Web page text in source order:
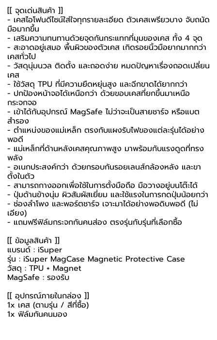
[[ จุดเด่นสินค้า ]]
- เคสไอโฟนดีไซน์ใส่ใจทุกรายละเอียด ตัวเคสเพรียวบาง จับถนัด
มือมากขึ้น
- เสริมความทนทานด้วยจุดกันกระแทกที่มุมของเคส ทั้ง 4 จุด
- สะอาดอยู่เสมอ พื้นผิวของตัวเคส เกิดรอยนิ้วมือยากมากกว่า
เคสทั่วไป
- วัสดุนุ่มนวล ติดตั้ง และถอดง่าย หมดปัญหาเรื่องถอดเปลี่ยน
เคส
- ใช้วัสดุ TPU ที่มีความยืดหยุ่นสูง และฉีกขาดได้ยากกว่า
- ปกป้องหน้าจอได้เหนือกว่า ด้วยขอบเคสที่ยกขึ้นมาเหนือ
กระจกจอ
- เข้าได้กับอุปกรณ์ MagSafe ไม่ว่าจะเป็นสายชาร์จ หรือแบต
สำรอง
- ตำแหน่งของแม่เหล็ก ตรงกับแผงรับไฟของแต่ละรุ่นได้อย่าง
พอดี
- แม่เหล็กที่ด้านหลังเคสคุณภาพสูง มาพร้อมกับแรงดูดที่ทรง
พลัง
- อเนกประสงค์กว่า ด้วยกรอบกันรอยเลนส์กล้องหลัง และขา
ตั้งในตัว
- สามารถกางออกเพื่อใช้ในการตั้งมือถือ มือวางอยู่บนโต๊ะได้
- ปุ่มด้านข้างนุ่ม ผิวสัมผัสเยี่ยม และใช้แรงในการกดปุ่มน้อยกว่า
- ช่องลำโพง และพอร์ตชาร์จ เจาะมาได้อย่างพอดิบพอดี (ไม่
เอียง)
- แถมฟรีฟิล์มกระจกกันคนส่อง ตรงรุ่นกับรุ่นที่เลือกซื้อ
[[ ข้อมูลสินค้า ]]
แบรนด์ : iSuper
รุ่น : iSuper MagCase Magnetic Protective Case
วัสดุ : TPU + Magnet
MagSafe : รองรับ
[[ อุปกรณ์ภายในกล่อง ]]
1x เคส (ตามรุ่น / สีที่ซื้อ)
1x ฟิล์มกันคนมอง